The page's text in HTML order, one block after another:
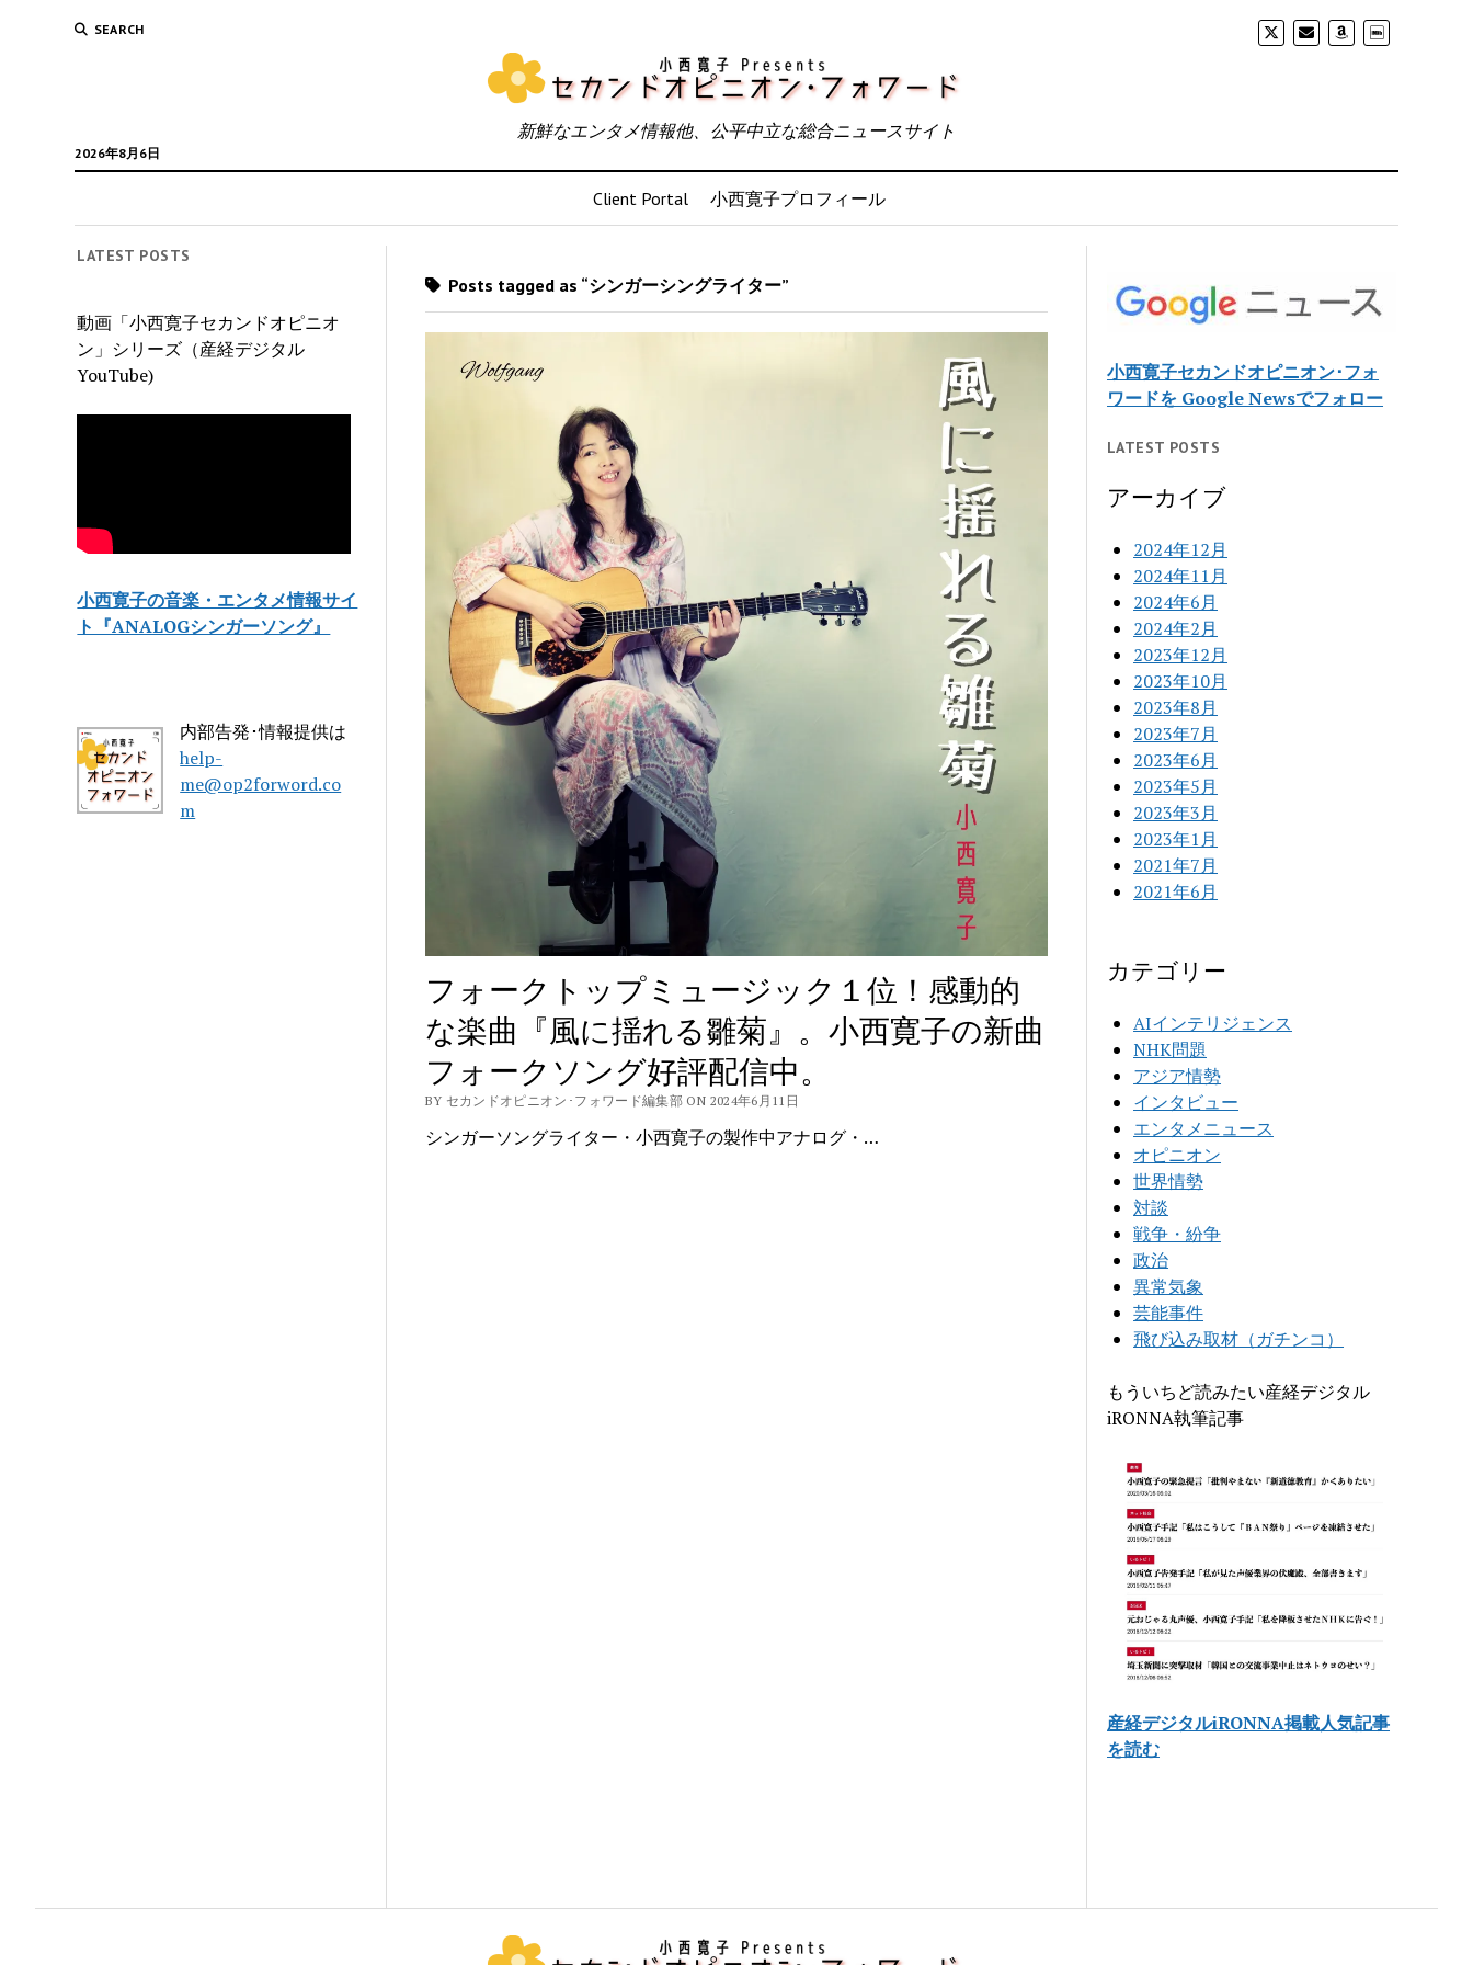
SEARCH
2026年8月6日
新鮮なエンタメ情報他、公平中立な総合ニュースサイト
Client Portal 小西寛子プロフィール
LATEST POSTS
動画「小西寛子セカンドオピニオ
ン」シリーズ（産経デジタル
YouTube)
小西寛子の音楽・エンタメ情報サイ
ト『ANALOGシンガーソング』
内部告発･情報提供は
help-
me@op2forword.co
m
Posts tagged as “シンガーシングライター”
フォークトップミュージック１位！感動的
な楽曲『風に揺れる雛菊』。小西寛子の新曲
フォークソング好評配信中。
BY セカンドオピニオン･フォワード編集部 ON 2024年6月11日
シンガーソングライター・小西寛子の製作中アナログ・…
小西寛子セカンドオピニオン･フォ
ワードを Google Newsでフォロー
LATEST POSTS
アーカイブ
2024年12月
2024年11月
2024年6月
2024年2月
2023年12月
2023年10月
2023年8月
2023年7月
2023年6月
2023年5月
2023年3月
2023年1月
2021年7月
2021年6月
カテゴリー
AIインテリジェンス
NHK問題
アジア情勢
インタビュー
エンタメニュース
オピニオン
世界情勢
対談
戦争・紛争
政治
異常気象
芸能事件
飛び込み取材（ガチンコ）
もういちど読みたい産経デジタル
iRONNA執筆記事
産経デジタルiRONNA掲載人気記事
を読む